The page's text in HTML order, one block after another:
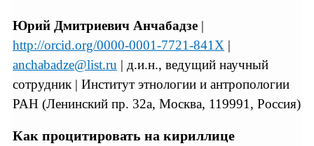
Юрий Дмитриевич Анчабадзе |
http://orcid.org/0000-0001-7721-841X |
anchabadze@list.ru | д.и.н., ведущий научный
сотрудник | Институт этнологии и антропологии
РАН (Ленинский пр. 32а, Москва, 119991, Россия)
Как процитировать на кириллице